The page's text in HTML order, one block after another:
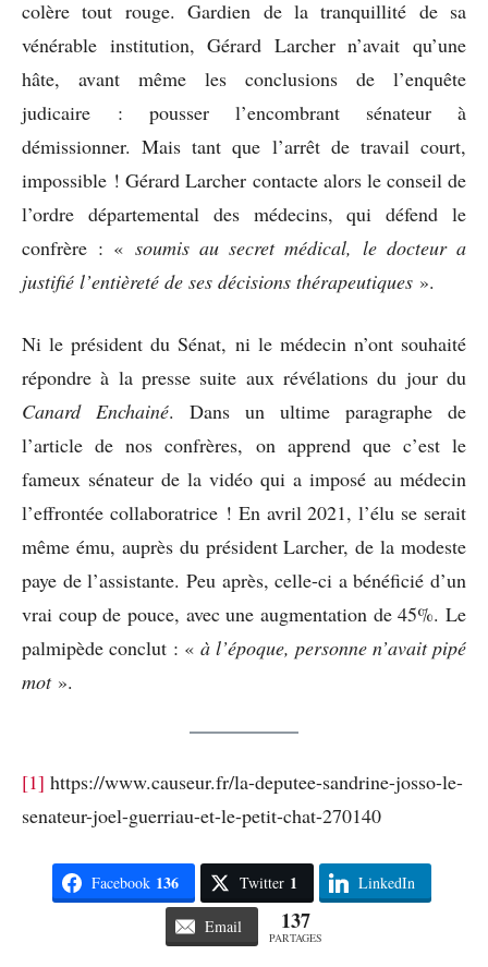
colère tout rouge. Gardien de la tranquillité de sa
vénérable institution, Gérard Larcher n’avait qu’une
hâte, avant même les conclusions de l’enquête
judicaire : pousser l’encombrant sénateur à
démissionner. Mais tant que l’arrêt de travail court,
impossible ! Gérard Larcher contacte alors le conseil de
l’ordre départemental des médecins, qui défend le
confrère : « soumis au secret médical, le docteur a
justifié l’entièreté de ses décisions thérapeutiques ».
Ni le président du Sénat, ni le médecin n’ont souhaité
répondre à la presse suite aux révélations du jour du
Canard Enchainé. Dans un ultime paragraphe de
l’article de nos confrères, on apprend que c’est le
fameux sénateur de la vidéo qui a imposé au médecin
l’effrontée collaboratrice ! En avril 2021, l’élu se serait
même ému, auprès du président Larcher, de la modeste
paye de l’assistante. Peu après, celle-ci a bénéficié d’un
vrai coup de pouce, avec une augmentation de 45%. Le
palmipède conclut : « à l’époque, personne n’avait pipé
mot».
[1] https://www.causeur.fr/la-deputee-sandrine-josso-le-
senateur-joel-guerriau-et-le-petit-chat-270140
Facebook 136 Twitter 1 LinkedIn
Email 137
PARTAGES